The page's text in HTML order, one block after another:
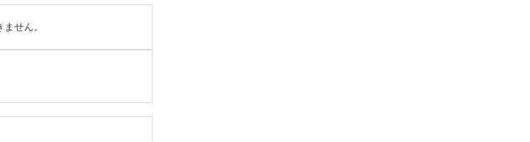
せん。